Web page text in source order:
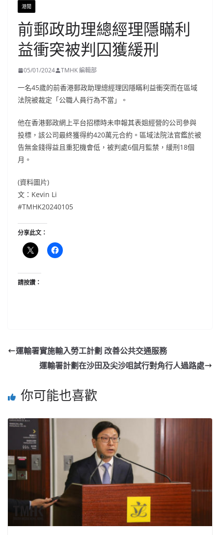
港聞
前郵政助理總經理隱瞞利
益衝突被判囚獲緩刑
05/01/2024 TMHK 編輯部
一名45歲的前香港郵政助理總經理因隱瞞利益衝突而在區域
法院被裁定「公職人員行為不當」。
他在香港郵政網上平台招標時未申報其表姐經營的公司參與
投標，該公司最終獲得約420萬元合約。區域法院法官鑑於被
告無金錢得益且重犯機會低，被判處6個月監禁，緩刑18個
月。
(資料圖片)
文：Kevin Li
#TMHK20240105
分享此文：
請按讚：
運輸署實施輸入勞工計劃 改善公共交通服務
運輸署計劃在沙田及尖沙咀試行對角行人過路處
你可能也喜歡